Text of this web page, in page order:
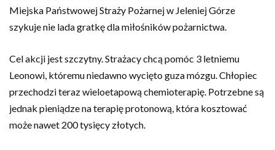
Miejska Państwowej Straży Pożarnej w Jeleniej Górze
szykuje nie lada gratkę dla miłośników pożarnictwa.
Cel akcji jest szczytny. Strażacy chcą pomóc 3 letniemu
Leonowi, któremu niedawno wycięto guza mózgu. Chłopiec
przechodzi teraz wieloetapową chemioterapię. Potrzebne są
jednak pieniądze na terapię protonową, która kosztować
może nawet 200 tysięcy złotych.